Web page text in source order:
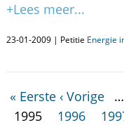
+Lees meer...
23-01-2009 | Petitie Energie
« Eerste ‹ Vorige …
1995
1996